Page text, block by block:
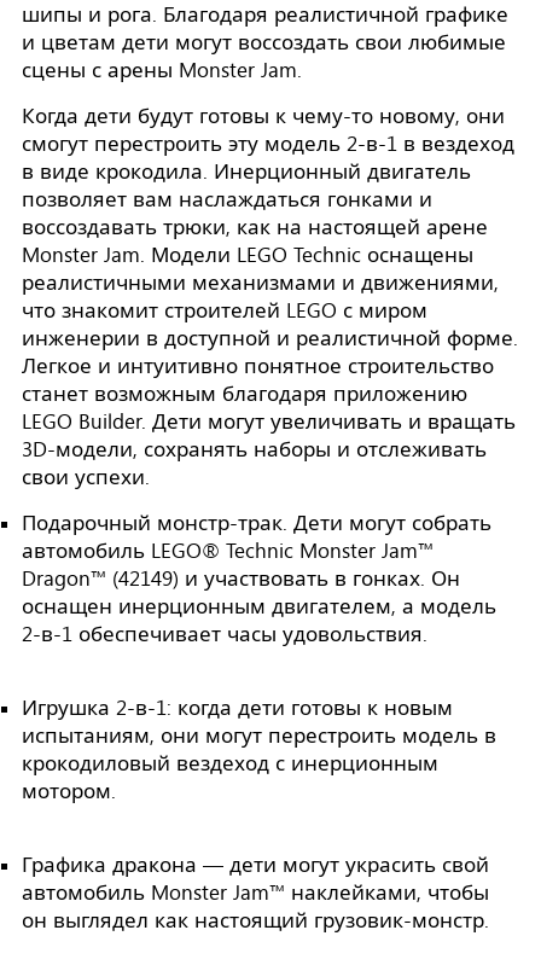
шипы и рога. Благодаря реалистичной графике
и цветам дети могут воссоздать свои любимые
сцены с арены Monster Jam.
Когда дети будут готовы к чему-то новому, они
смогут перестроить эту модель 2-в-1 в вездеход
в виде крокодила. Инерционный двигатель
позволяет вам наслаждаться гонками и
воссоздавать трюки, как на настоящей арене
Monster Jam. Модели LEGO Technic оснащены
реалистичными механизмами и движениями,
что знакомит строителей LEGO с миром
инженерии в доступной и реалистичной форме.
Легкое и интуитивно понятное строительство
станет возможным благодаря приложению
LEGO Builder. Дети могут увеличивать и вращать
3D-модели, сохранять наборы и отслеживать
свои успехи.
Подарочный монстр-трак. Дети могут собрать
автомобиль LEGO® Technic Monster Jam™
Dragon™ (42149) и участвовать в гонках. Он
оснащен инерционным двигателем, а модель
2-в-1 обеспечивает часы удовольствия.
Игрушка 2-в-1: когда дети готовы к новым
испытаниям, они могут перестроить модель в
крокодиловый вездеход с инерционным
мотором.
Графика дракона — дети могут украсить свой
автомобиль Monster Jam™ наклейками, чтобы
он выглядел как настоящий грузовик-монстр.